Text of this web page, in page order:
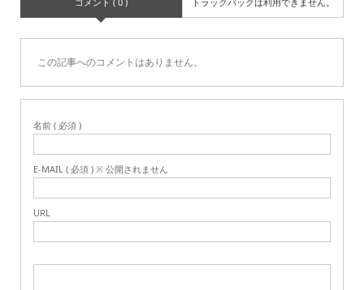
この記事へのコメントはありません。
名前 ( 必須 )
E-MAIL ( 必須 ) ※ 公開されません
URL